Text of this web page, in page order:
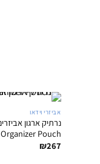
אביזרי וידאו
Organizer Pouch
₪267